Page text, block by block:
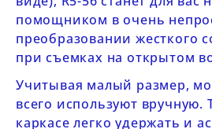
помощником в очень
преобразовании жесткого
при съемках на открытом
Учитывая малый размер,
всего используют вручную.
каркасе легко удержать и